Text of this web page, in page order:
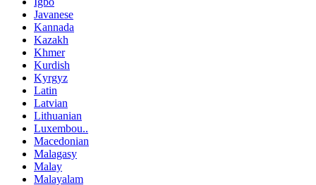
Javanese
Kannada
Kazakh
Khmer
Kurdish
Kyrgyz
Latin
Latvian
Lithuanian
Luxembou..
Macedonian
Malagasy
Malay
Malayalam